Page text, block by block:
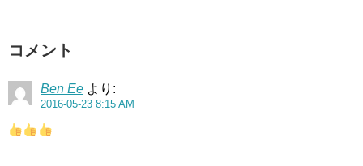
コメント
Ben Ee より:
2016-05-23 8:15 AM